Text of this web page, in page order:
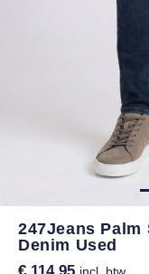
247Jeans
Denim Used
€ 114,95 incl. btw